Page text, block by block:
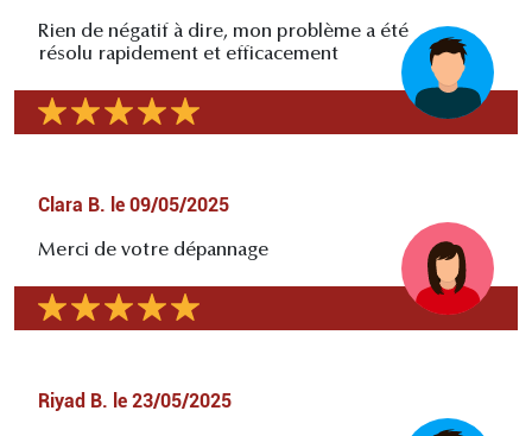
Rien de négatif à dire, mon problème a été
résolu rapidement et efficacement
Clara B. le 09/05/2025
Merci de votre dépannage
Riyad B. le 23/05/2025